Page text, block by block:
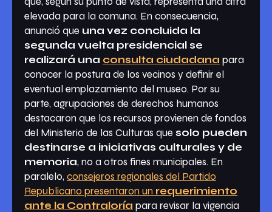
elevada para la comuna. En consecuencia,
anunció que una vez concluida la
segunda vuelta presidencial se
realizará una consulta ciudadana para
conocer la postura de los vecinos y definir el
eventual emplazamiento del museo. Por su
parte, agrupaciones de derechos humanos
destacaron que los recursos provienen de fondos
del Ministerio de las Culturas que solo pueden
destinarse a iniciativas culturales y de
memoria, no a otros fines municipales. En
paralelo, consejeros regionales del Partido
Republicano presentaron un requerimiento
ante la Contraloría para revisar la vigencia